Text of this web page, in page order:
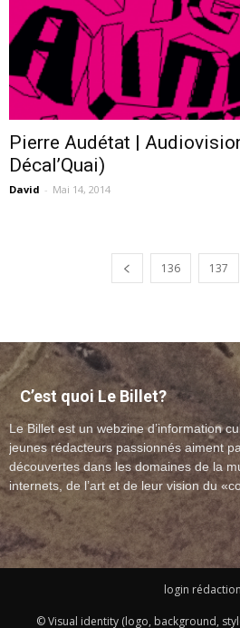
Pierre Audétat |
Décal’Quai)
David - Mai 14, 2014
136 137
C’est quoi Le Billet?
Le Billet est un webzine d’information
jeunes rédacteurs passionnés aiment
découvertes dans les domaines de la
internets, de l’art et de leur vision du
login rédaction
© Visual identity (logo, background,